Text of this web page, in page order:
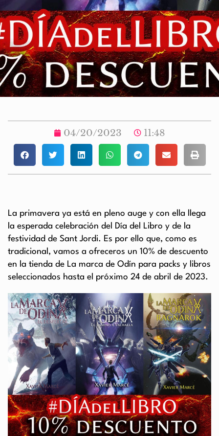
04/20/2023 11:48
La primavera ya está en pleno auge y con ella llega
la esperada celebración del Día del Libro y de la
festividad de Sant Jordi. Es por ello que, como es
tradicional, vamos a ofreceros un 10% de descuento
en la tienda de La marca de Odín para packs y libros
seleccionados hasta el próximo 24 de abril de 2023.